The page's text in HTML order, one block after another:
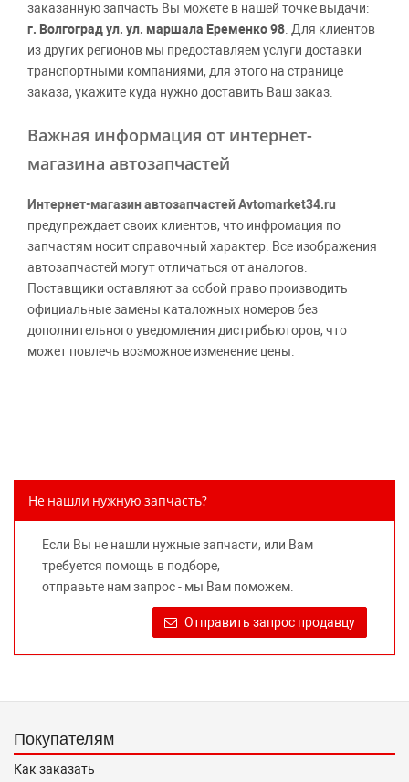
заказанную запчасть Вы можете в нашей точке выдачи:
г. Волгоград ул. ул. маршала Еременко 98 . Для клиентов
из других регионов мы предоставляем услуги доставки
транспортными компаниями, для этого на странице
заказа, укажите куда нужно доставить Ваш заказ.
Важная информация от интернет-
магазина автозапчастей
Интернет-магазин автозапчастей Avtomarket34.ru
предупреждает своих клиентов, что инфромация по
запчастям носит справочный характер. Все изображения
автозапчастей могут отличаться от аналогов.
Поставщики оставляют за собой право производить
официальные замены каталожных номеров без
дополнительного уведомления дистрибьюторов, что
может повлечь возможное изменение цены.
предлагаемых к продаже запасных частей для
правообладателей указанных товарных знаков.
Требование предоставлять покупателю необходимую и
достоверную информацию о товаре, предлагаемом к
продаже, обеспечивающую возможность их правильного
выбора возложено на продавца (изготовителя) Законом
«О защите прав потребителей».
Не нашли нужную запчасть?
Если Вы не нашли нужные запчасти, или Вам
требуется помощь в подборе,
отправьте нам запрос - мы Вам поможем.
Отправить запрос продавцу
Покупателям
Как заказать